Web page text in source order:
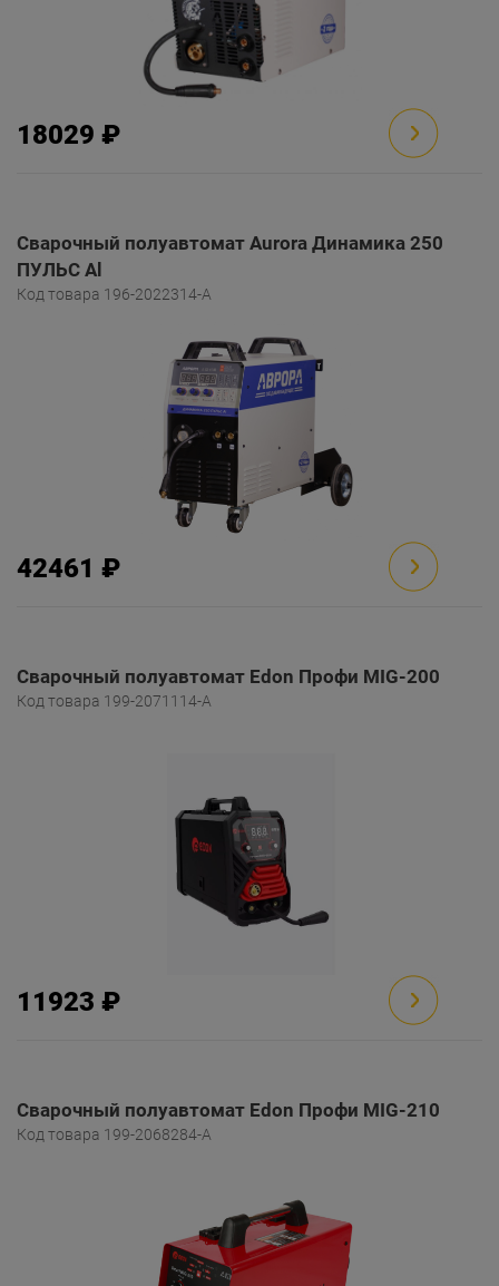
18029 ₽
Сварочный полуавтомат Aurora Динамика 250
ПУЛЬС Al
Код товара 196-2022314-A
42461 ₽
Сварочный полуавтомат Edon Профи MIG-200
Код товара 199-2071114-A
11923 ₽
Сварочный полуавтомат Edon Профи MIG-210
Код товара 199-2068284-A